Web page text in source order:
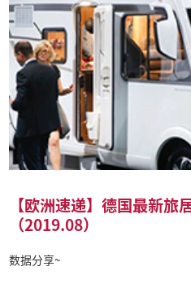
【欧洲速递】德国最新旅
（2019.08）
数据分享~